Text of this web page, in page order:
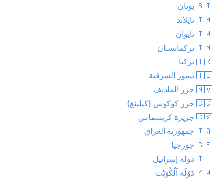
🇧🇹 بوتان
🇹🇭 تايلاند
🇹🇼 تايوان
🇹🇲 تركمانستان
🇹🇷 تركيا
🇹🇱 تيمور الشرقية
🇲🇻 جزر الملديف
🇨🇨 جزر كوكوس (كيلينغ)
🇨🇽 جزيرة كريسماس
🇮🇶 جمهورية العراق
🇬🇪 جورجيا
🇮🇱 دولة إسرائيل
🇰🇼 دَوْلَة اَلْكُوَيْت